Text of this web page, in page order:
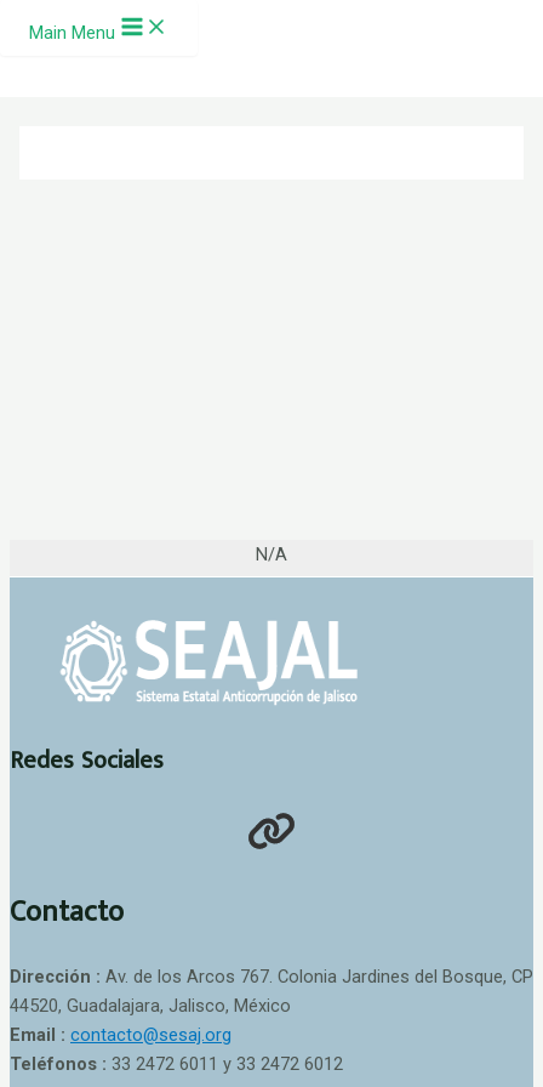
Ir al contenido
Main Menu
N/A
Redes Sociales
Contacto
Dirección : Av. de los Arcos 767. Colonia Jardines del Bosque, CP
44520, Guadalajara, Jalisco, México
Email : contacto@sesaj.org
Teléfonos : 33 2472 6011 y 33 2472 6012